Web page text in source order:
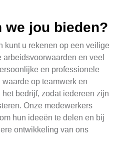
we jou bieden?
kunt u rekenen op een veilige
en veel
en professionele
op teamwerk en
bedrijf, zodat iedereen zijn
Onze medewerkers
hun ideeën te delen en bij
ontwikkeling van ons